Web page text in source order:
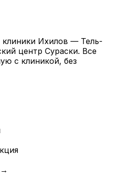
клиники Ихилов — Тель-
центр Сураски. Все
с клиникой, без
→